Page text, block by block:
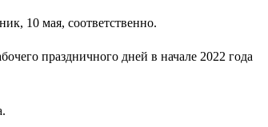
10 мая, соответственно.
праздничного дней в начале 2022 года